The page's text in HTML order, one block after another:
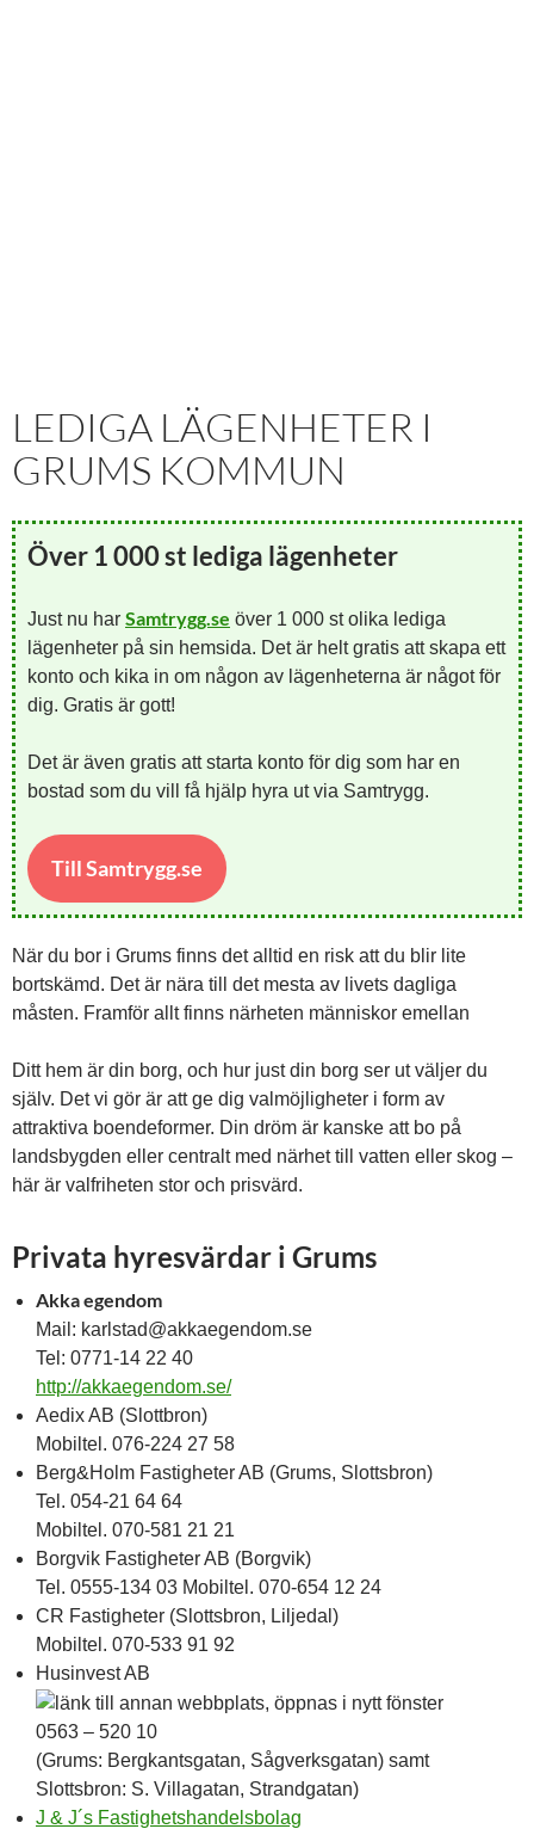
LEDIGA LÄGENHETER I
GRUMS KOMMUN
Över 1 000 st lediga lägenheter
Just nu har Samtrygg.se över 1 000 st olika lediga
lägenheter på sin hemsida. Det är helt gratis att skapa ett
konto och kika in om någon av lägenheterna är något för
dig. Gratis är gott!
Det är även gratis att starta konto för dig som har en
bostad som du vill få hjälp hyra ut via Samtrygg.
Till Samtrygg.se
När du bor i Grums finns det alltid en risk att du blir lite
bortskämd. Det är nära till det mesta av livets dagliga
måsten. Framför allt finns närheten människor emellan
Ditt hem är din borg, och hur just din borg ser ut väljer du
själv. Det vi gör är att ge dig valmöjligheter i form av
attraktiva boendeformer. Din dröm är kanske att bo på
landsbygden eller centralt med närhet till vatten eller skog –
här är valfriheten stor och prisvärd.
Privata hyresvärdar i Grums
Akka egendom
Mail: karlstad@akkaegendom.se
Tel: 0771-14 22 40
http://akkaegendom.se/
Aedix AB (Slottbron)
Mobiltel. 076-224 27 58
Berg&Holm Fastigheter AB (Grums, Slottsbron)
Tel. 054-21 64 64
Mobiltel. 070-581 21 21
Borgvik Fastigheter AB (Borgvik)
Tel. 0555-134 03 Mobiltel. 070-654 12 24
CR Fastigheter (Slottsbron, Liljedal)
Mobiltel. 070-533 91 92
Husinvest AB
0563 – 520 10
(Grums: Bergkantsgatan, Sågverksgatan) samt
Slottsbron: S. Villagatan, Strandgatan)
J & J´s Fastighetshandelsbolag